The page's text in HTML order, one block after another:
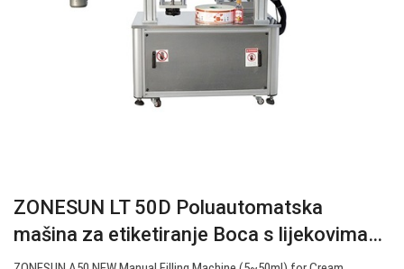
ZONESUN LT 50D Poluautomatska
mašina za etiketiranje Boca s lijekovima…